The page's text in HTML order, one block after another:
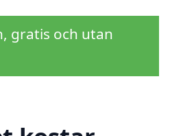
gratis och utan